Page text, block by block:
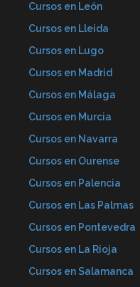
Cursos en León
Cursos en Lleida
Cursos en Lugo
Cursos en Madrid
Cursos en Málaga
Cursos en Murcia
Cursos en Navarra
Cursos en Ourense
Cursos en Palencia
Cursos en Las Palmas
Cursos en Pontevedra
Cursos en La Rioja
Cursos en Salamanca